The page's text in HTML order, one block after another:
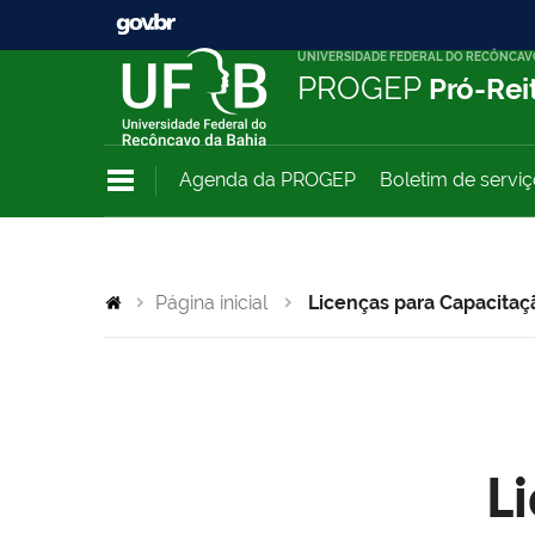
UNIVERSIDADE FEDERAL DO
PROGEP Pró-
Agenda da PROGEP Boletim de
Página inicial Licenças para